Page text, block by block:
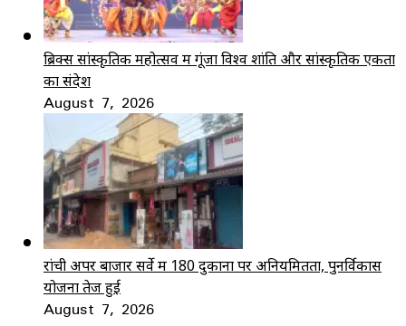
ब्रिक्स सांस्कृतिक महोत्सव में गूंजा विश्व शांति और सांस्कृतिक एकता
का संदेश
August 7, 2026
रांची अपर बाजार सर्वे में 180 दुकानों पर अनियमितता, पुनर्विकास
योजना तेज हुई
August 7, 2026